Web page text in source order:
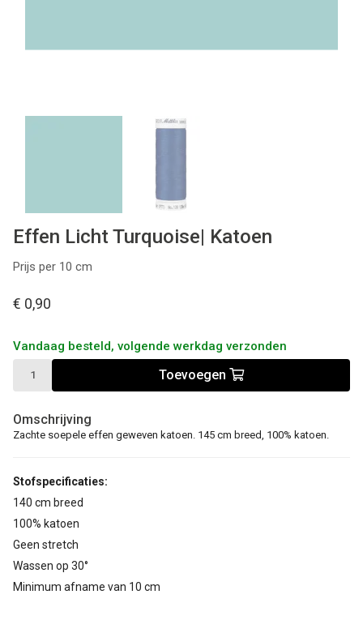
Effen Licht Turquoise| Katoen
Prijs per 10 cm
€ 0,90
Vandaag besteld, volgende werkdag verzonden
Toevoegen
Omschrijving
Zachte soepele effen geweven katoen. 145 cm breed, 100% katoen.
Stofspecificaties:
140 cm breed
100% katoen
Geen stretch
Wassen op 30°
Minimum afname van 10 cm